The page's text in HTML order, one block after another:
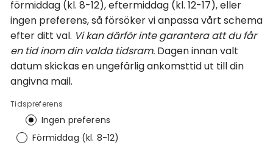
förmiddag (kl. 8-12), eftermiddag (kl. 12-17), eller
ingen preferens, så försöker vi anpassa vårt schema
efter ditt val. Vi kan därför inte garantera att du får
en tid inom din valda tidsram. Dagen innan valt
datum skickas en ungefärlig ankomsttid ut till din
angivna mail.
Tidspreferens
Ingen preferens
Förmiddag (kl. 8-12)